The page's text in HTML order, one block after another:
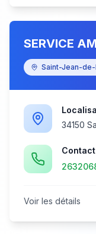
SERVICE
Saint-Jean-de-
34150
Voir les détails